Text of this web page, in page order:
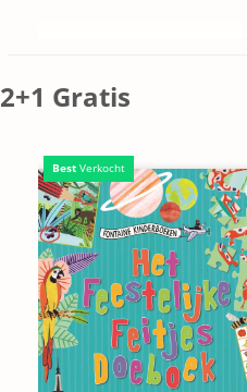
2+1 Gratis
Best Verkocht